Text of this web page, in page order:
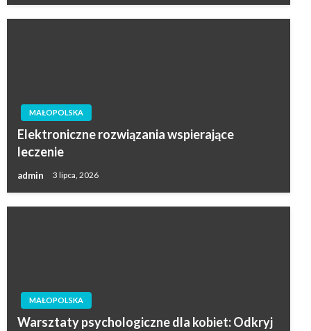
MAŁOPOLSKA
Elektroniczne rozwiązania wspierające
leczenie
admin 3 lipca, 2026
MAŁOPOLSKA
Warsztaty psychologiczne dla kobiet: Odkryj